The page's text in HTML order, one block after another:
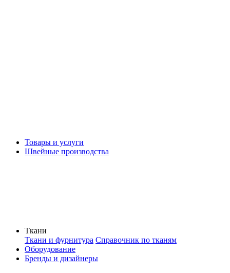
Товары и услуги
Швейные производства
Ткани
Ткани и фурнитура Справочник по тканям
Оборудование
Бренды и дизайнеры